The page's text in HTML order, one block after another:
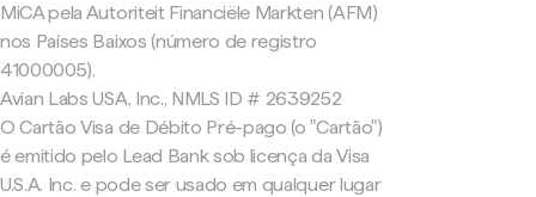
MiCA pela Autoriteit Financiële Markten (AFM)
nos Países Baixos (número de registro
41000005).
Avian Labs USA, Inc., NMLS ID # 2639252
O Cartão Visa de Débito Pré-pago (o "Cartão")
é emitido pelo Lead Bank sob licença da Visa
U.S.A. Inc. e pode ser usado em qualquer lugar